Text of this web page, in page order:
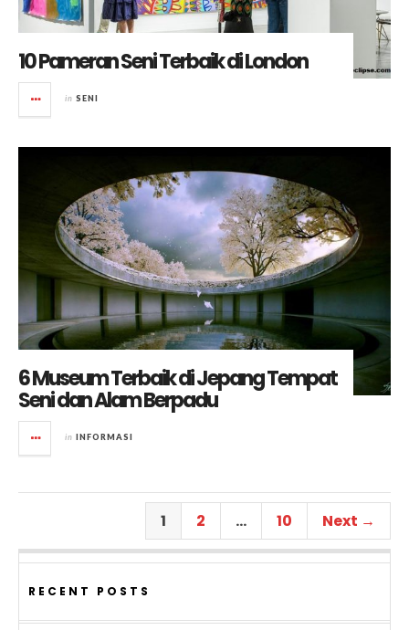
10 Pameran Seni Terbaik di London
in SENI
6 Museum Terbaik di Jepang Tempat
Seni dan Alam Berpadu
in INFORMASI
1 2 … 10 Next →
RECENT POSTS